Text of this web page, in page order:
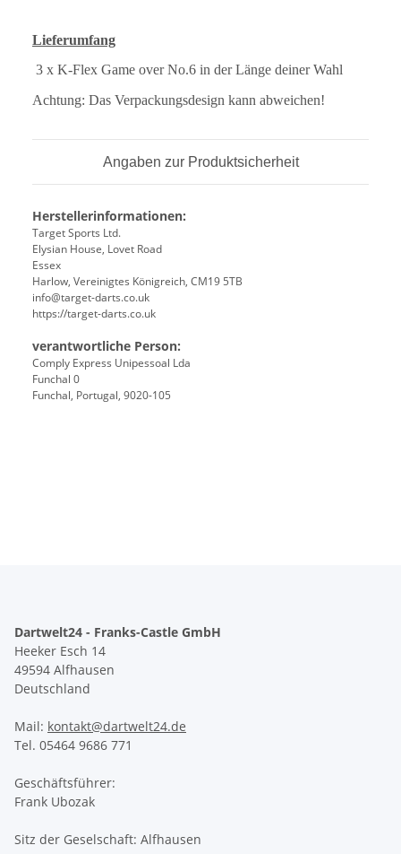
Lieferumfang
3 x K-Flex Game over No.6 in der Länge deiner Wahl
Achtung: Das Verpackungsdesign kann abweichen!
Angaben zur Produktsicherheit
Herstellerinformationen:
Target Sports Ltd.
Elysian House, Lovet Road
Essex
Harlow, Vereinigtes Königreich, CM19 5TB
info@target-darts.co.uk
https://target-darts.co.uk
verantwortliche Person:
Comply Express Unipessoal Lda
Funchal 0
Funchal, Portugal, 9020-105
Dartwelt24 - Franks-Castle GmbH
Heeker Esch 14
49594 Alfhausen
Deutschland
Mail: kontakt@dartwelt24.de
Tel. 05464 9686 771
Geschäftsführer:
Frank Ubozak
Sitz der Geselschaft: Alfhausen